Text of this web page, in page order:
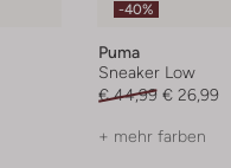
-40%
Puma
Sneaker Low
€ 44,99 € 26,99
+ mehr farben